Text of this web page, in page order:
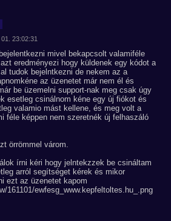
23:02:31
mivel bekapcsolt valamiféle
eredményezi hogy küldenek egy kódot a
tudok bejelntkezni de nekem az a
az üzenetet már nem él és
be üzemelni support-nak meg csak úgy
esetleg csinálnom kéne egy új fiókot és
valamio mást kellene, és meg volt a
féle képpen nem szeretnék új felhaszáló
örrömmel várom.
írni kéri hogy jelntekzzek be csináltam
arról segítséget kérek és mikor
ezt az üzenetet kapom
161101/ewfesg_www.kepfeltoltes.hu_.png